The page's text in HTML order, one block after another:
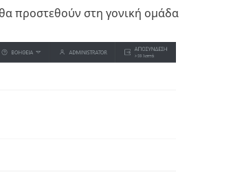
προστεθούν στη γονική ομάδα